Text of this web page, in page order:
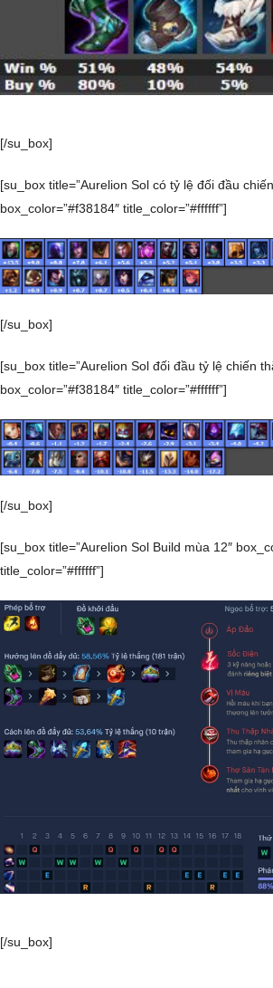
[/su_box]
[su_box title=”Aurelion Sol có tỷ lệ đối đầu
box_color=”#f38184″ title_color=”#ffffff”]
[/su_box]
[su_box title=”Aurelion Sol đối đầu tỷ lệ chiến
box_color=”#f38184″ title_color=”#ffffff”]
[/su_box]
[su_box title=”Aurelion Sol Build mùa 12″
title_color=”#ffffff”]
[/su_box]